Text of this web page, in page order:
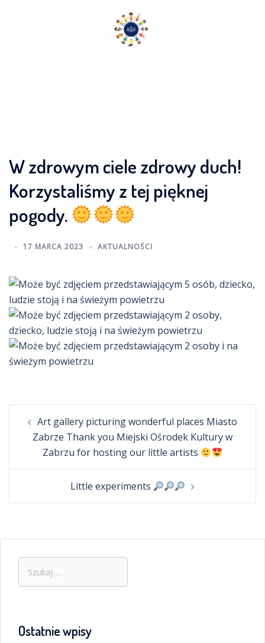
W zdrowym ciele zdrowy duch!
Korzystaliśmy z tej pięknej
pogody.
17 MARCA 2023 AKTUALNOŚCI
navigation
Art gallery picturing wonderful places Miasto
Zabrze Thank you Miejski Ośrodek Kultury w
Zabrzu for hosting our little artists
Little experiments
Ostatnie wpisy